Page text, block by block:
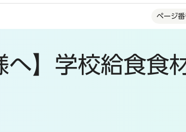
ページ
へ】学校給食食